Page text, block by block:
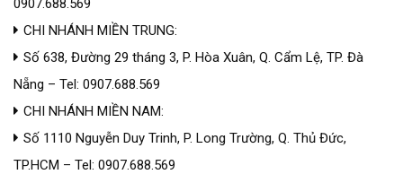
0907.688.569
CHI NHÁNH MIỀN TRUNG:
Số 638, Đường 29 tháng 3, P. Hòa Xuân, Q. Cẩm Lệ, TP. Đà
Nẵng – Tel: 0907.688.569
CHI NHÁNH MIỀN NAM:
Số 1110 Nguyễn Duy Trinh, P. Long Trường, Q. Thủ Đức,
TP.HCM – Tel: 0907.688.569